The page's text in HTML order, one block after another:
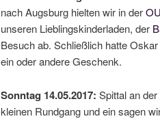
nach Augsburg hielten wir in der
unseren Lieblingskinderladen, der
Besuch ab. Schließlich hatte
ein oder andere Geschenk.
Sonntag 14.05.2017: Spittal an
kleinen Rundgang und ein sagen